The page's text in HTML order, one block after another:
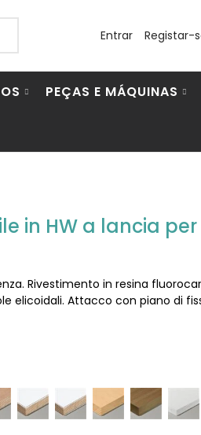
Entrar Registar-
PEÇAS E MÁQUINAS
in HW a lancia
Rivestimento in resina
elicoidali. Attacco con piano di